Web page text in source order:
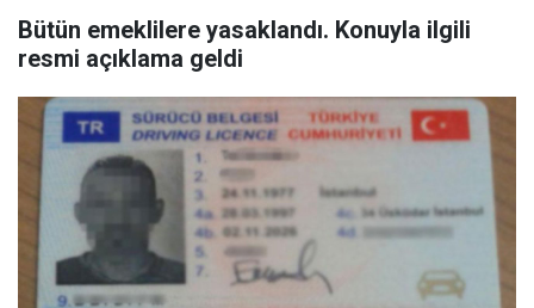
Bütün emeklilere yasaklandı. Konuyla ilgili
resmi açıklama geldi